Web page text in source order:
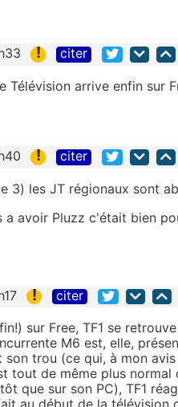
! citer
Télévision arrive enfin sur
! citer
3) les JT régionaux sont
a avoir Pluzz c'était bien
! citer
sur Free, TF1 se
M6 est, elle,
trou (ce qui, à mon
tout de même plus
que sur son PC), TF1
au début de la télévision